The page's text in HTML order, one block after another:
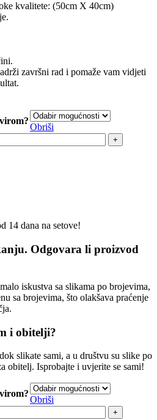
kvalitete: (50cm X 40cm)
završni rad i pomaže vam vidjeti
Obriši
14 dana na setove!
Odgovara li proizvod
iskustva sa slikama po brojevima,
sa brojevima, što olakšava praćenje
i obitelji?
slikate sami, a u društvu su slike po
obitelj. Isprobajte i uvjerite se sami!
Obriši